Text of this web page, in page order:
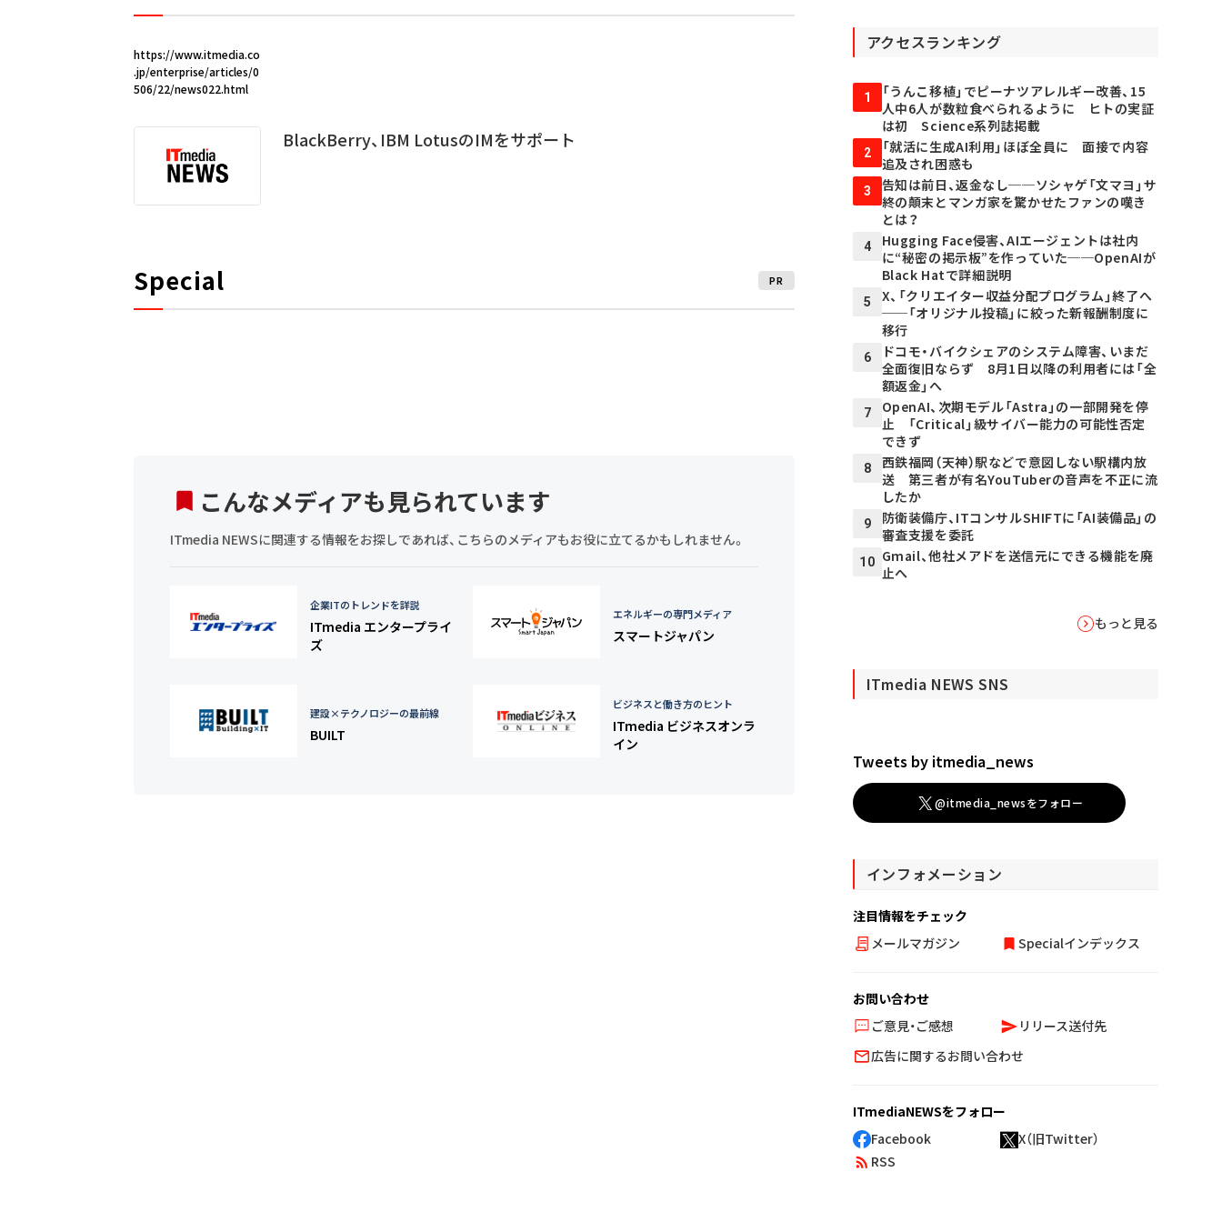
https://www.itmedia.co
.jp/enterprise/articles/0
506/22/news022.html
BlackBerry、IBM LotusのIMをサポート
Special PR
こんなメディアも見られています
ITmedia NEWSに関連する情報をお探しであれば、こちらのメディアもお役に立てるかもしれません。
企業ITのトレンドを詳説
ITmedia エンタープライ
ズ
エネルギーの専門メディア
スマートジャパン
建設×テクノロジーの最前線
BUILT
ビジネスと働き方のヒント
ITmedia ビジネスオンラ
イン
アクセスランキング
1
「うんこ移植」でピーナツアレルギー改善、15
人中6人が数粒食べられるように ヒトの実証
は初 Science系列誌掲載
2
「就活に生成AI利用」ほぼ全員に 面接で内容
追及され困惑も
3
告知は前日、返金なし──ソシャゲ「文マヨ」サ
終の顛末とマンガ家を驚かせたファンの嘆き
とは？
4
Hugging Face侵害、AIエージェントは社内
に“秘密の掲示板”を作っていた──OpenAIが
Black Hatで詳細説明
5
X、「クリエイター収益分配プログラム」終了へ
──「オリジナル投稿」に絞った新報酬制度に
移行
6
ドコモ・バイクシェアのシステム障害、いまだ
全面復旧ならず 8月1日以降の利用者には「全
額返金」へ
7
OpenAI、次期モデル「Astra」の一部開発を停
止 「Critical」級サイバー能力の可能性否定
できず
8
西鉄福岡（天神）駅などで意図しない駅構内放
送 第三者が有名YouTuberの音声を不正に流
したか
9
防衛装備庁、ITコンサルSHIFTに「AI装備品」の
審査支援を委託
10 Gmail、他社メアドを送信元にできる機能を廃
止へ
もっと見る
ITmedia NEWS SNS
Tweets by itmedia_news
@itmedia_newsをフォロー
インフォメーション
注目情報をチェック
メールマガジン
Specialインデックス
お問い合わせ
ご意見・ご感想
リリース送付先
広告に関するお問い合わせ
ITmediaNEWSをフォロー
Facebook
X（旧Twitter）
RSS